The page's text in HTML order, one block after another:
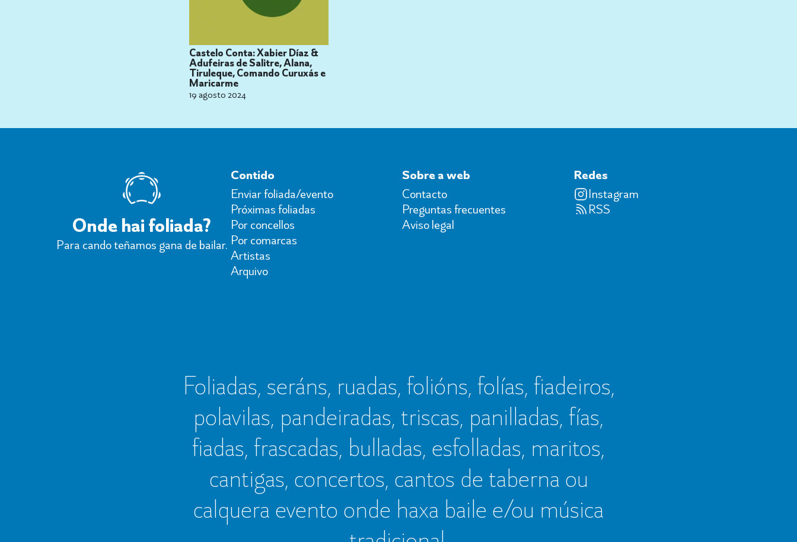
Castelo Conta: Xabier Díaz &
Adufeiras de Salitre, Alana,
Tiruleque, Comando Curuxás e
Maricarme
19 agosto 2024
Onde hai foliada?
Para cando teñamos gana de bailar.
Contido
Enviar foliada/evento
Próximas foliadas
Por concellos
Por comarcas
Artistas
Arquivo
Sobre a web
Contacto
Preguntas frecuentes
Aviso legal
Redes
Instagram
RSS
Foliadas, seráns, ruadas, folións, folías, fiadeiros,
polavilas, pandeiradas, triscas, panilladas, fías,
fiadas, frascadas, bulladas, esfolladas, maritos,
cantigas, concertos, cantos de taberna ou
calquera evento onde haxa baile e/ou música